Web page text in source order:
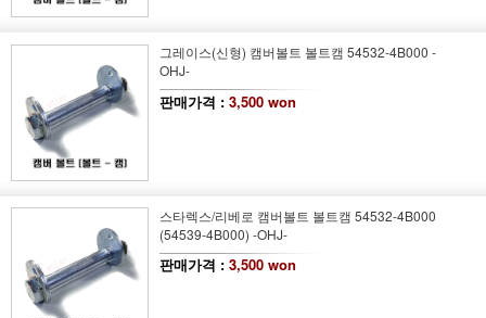
그레이스(신형) 캠버볼트 볼트캠 54532-4B000 -
OHJ-
판매가격 : 3,500 won
스타렉스/리베로 캠버볼트 볼트캠 54532-4B000
(54539-4B000) -OHJ-
판매가격 : 3,500 won